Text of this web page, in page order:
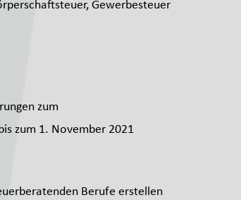
Gewerbesteuer
zum
zum 1. November 2021
Berufe erstellen